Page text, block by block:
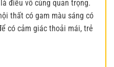
điều vô cùng quan trọng.
thất có gam màu sáng có
có cảm giác thoải mái, trẻ